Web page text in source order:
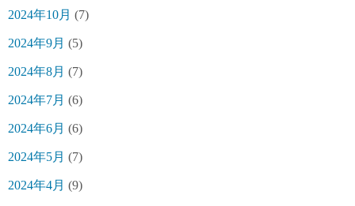
2024年10月 (7)
2024年9月 (5)
2024年8月 (7)
2024年7月 (6)
2024年6月 (6)
2024年5月 (7)
2024年4月 (9)